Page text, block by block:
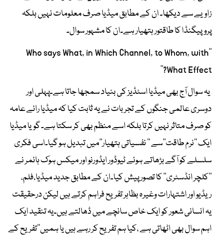
زاویے سے دیکھا۔ ان کے مطابق میڈیا صرف معلومات نہیں بلکہ
پروپیگنڈا کا طاقتور ہتھیار ہے۔ان کا مشہور سوال۔
’’Who says What, in Which Channel, to Whom, with
What Effect?‘‘
یہ سوال آج بھی میڈیا اسٹڈیز کی بنیاد سمجھا جاتا ہے۔پہلی اور
دوسری عالمی جنگوں کے تجربات نے یہ ثابت کیا کہ میڈیا رائے عامہ
کو صرف متاثر نہیں کرتا بلکہ اسے منظم بھی کر سکتا ہے۔ گویا میڈیا
ایک ’’نرم طاقت‘‘سے ’’ نفسیاتی ہتھیار‘‘میں تبدیل ہو گیا۔اسی فکری
سلسلے کو آگے بڑھاتے ہوئے ٹیوڈور ایڈورنو اور میکس ہوک ہائمر نے
’’کلچر انڈسٹری‘‘ کا تصور پیش کیا۔ان کے مطابق جدید میڈیا،فلم،
ریڈیو اور اشتہارات وغیرہ بظاہر تفریح فراہم کرتے ہیں لیکن درحقیقت
یہ انسانی شعور کو ایک خاص سانچے میں ڈھالتے ہیں۔یہ تنقید ایک
اہم سوال بھی اٹھاتی ہے ،کیا ہم تفریح کر رہے ہیں یا ہمیں’’تفریح کے